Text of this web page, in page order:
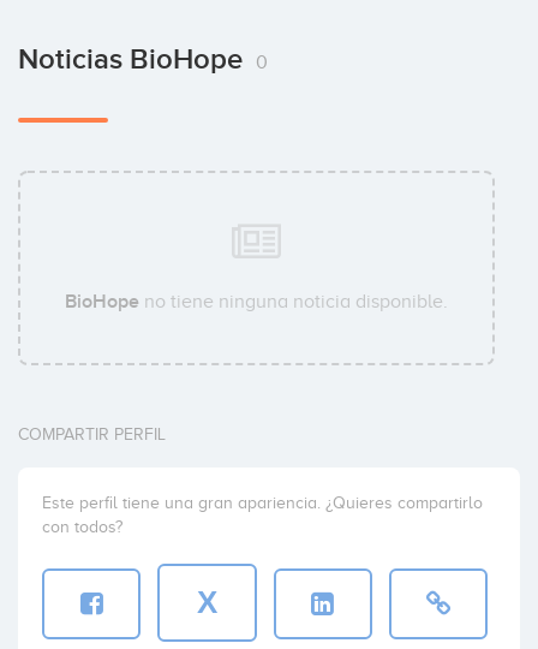
Noticias BioHope 0
BioHope no tiene ninguna noticia disponible.
COMPARTIR PERFIL
Este perfil tiene una gran apariencia. ¿Quieres compartirlo
con todos?
X